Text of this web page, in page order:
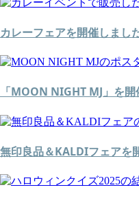
カレーフェアを開催しました
「MOON NIGHT MJ」を
無印良品＆KALDIフェアを